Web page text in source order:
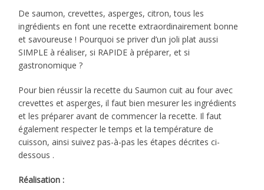
De saumon, crevettes, asperges, citron, tous les
ingrédients en font une recette extraordinairement bonne
et savoureuse ! Pourquoi se priver d’un joli plat aussi
SIMPLE à réaliser, si RAPIDE à préparer, et si
gastronomique ?
Pour bien réussir la recette du Saumon cuit au four avec
crevettes et asperges, il faut bien mesurer les ingrédients
et les préparer avant de commencer la recette. Il faut
également respecter le temps et la température de
cuisson, ainsi suivez pas-à-pas les étapes décrites ci-
dessous .
Réalisation :